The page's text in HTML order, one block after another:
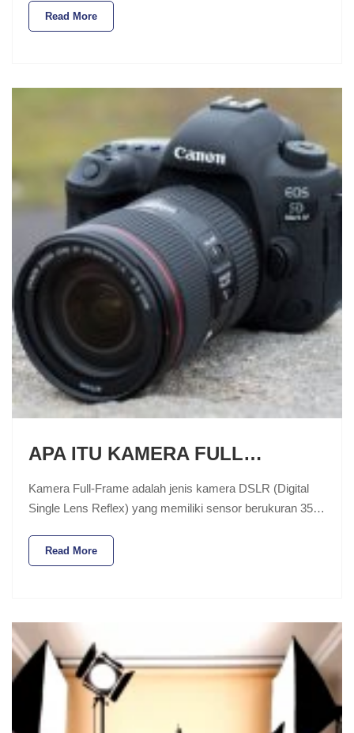
Read More
APA ITU KAMERA FULL…
Kamera Full-Frame adalah jenis kamera DSLR (Digital
Single Lens Reflex) yang memiliki sensor berukuran 35…
Read More